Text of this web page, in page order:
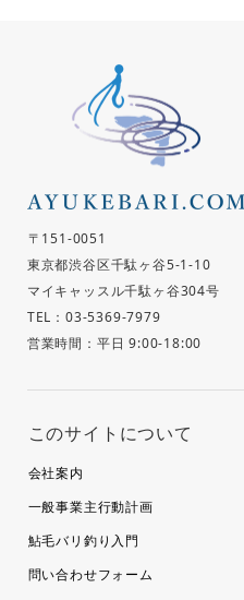
〒151-0051
東京都渋谷区千駄ヶ谷5-1-10
マイキャッスル千駄ヶ谷304号
TEL：03-5369-7979
営業時間：平日 9:00-18:00
このサイトについて
会社案内
一般事業主行動計画
鮎毛バリ釣り入門
問い合わせフォーム